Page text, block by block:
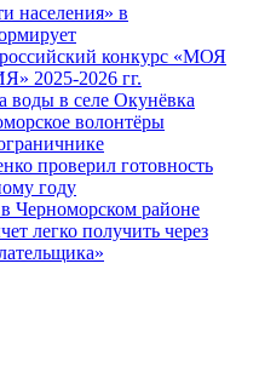
населения» в
конкурс «МОЯ
2026 гг.
воды в селе Окунёвка
волонтёры
проверил готовность
году
Черноморском районе
легко получить через